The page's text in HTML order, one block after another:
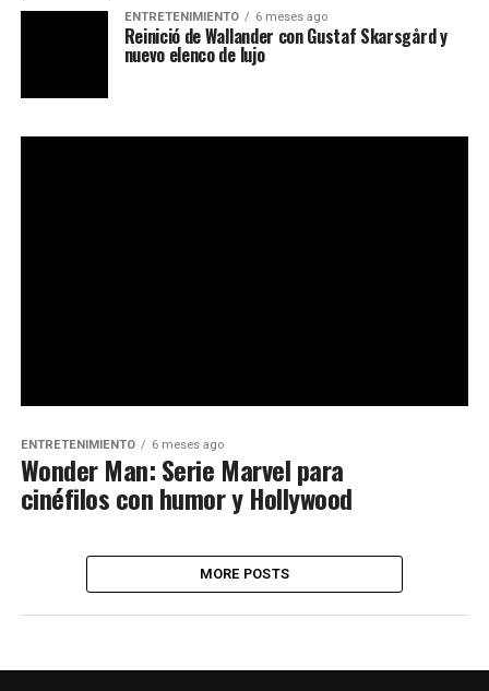
ENTRETENIMIENTO 6 meses ago
Reinició de Wallander con Gustaf Skarsgård y
nuevo elenco de lujo
ENTRETENIMIENTO 6 meses ago
Wonder Man: Serie Marvel para
cinéfilos con humor y Hollywood
MORE POSTS